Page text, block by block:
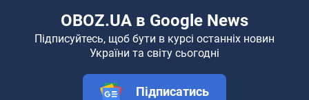
OBOZ.UA в Google News
Підписуйтесь, щоб бути в курсі останніх новин
України та світу сьогодні
Підписатись